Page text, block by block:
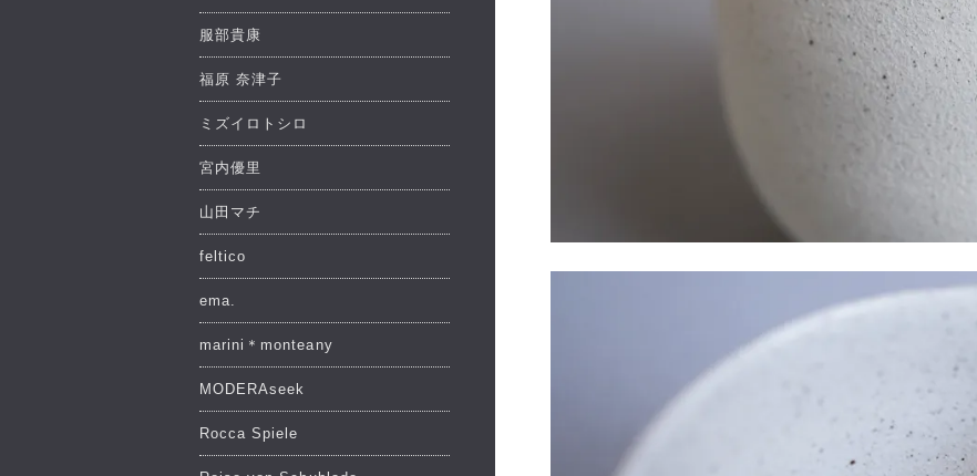
服部貴康
福原 奈津子
ミズイロトシロ
宮内優里
山田マチ
feltico
ema.
marini＊monteany
MODERAseek
Rocca Spiele